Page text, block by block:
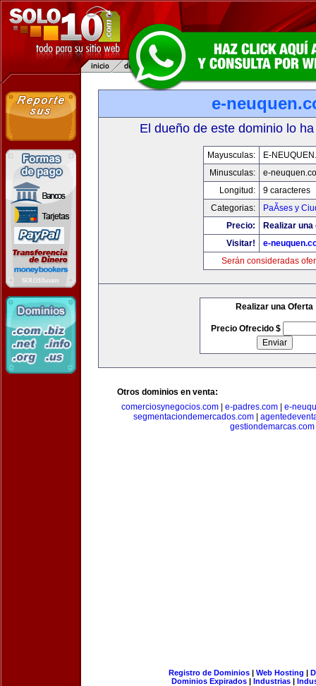
e-
El dueño de este dominio lo
Mayusculas:
E-
Minusculas:
e-
Longitud:
9 caracteres
Categorias:
PaÃ­ses y
Precio:
Realizar
Visitar!
e-
Serán consideradas
Realizar una Oferta
Precio Ofrecido $
Otros dominios en venta:
comerciosynegocios.com| e-padres.com| e-
segmentaciondemercados.com
gestiondemarcas.com
Registro de Dominios| Web Hosting |
Dominios Expirados | Industrias |